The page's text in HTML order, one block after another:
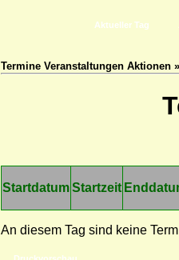
Aktueller Tag
Termine Veranstaltungen Aktionen
StartdatumStartzeit
An diesem Tag sind keine